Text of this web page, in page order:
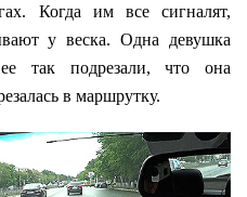
Когда им все сигналят,
у веска. Одна девушка
так подрезали, что она
в маршрутку.